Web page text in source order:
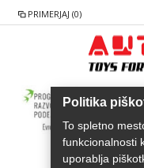
Politika
To spletno
funkcionalnosti
uporablja
PRIMERJAJ (0)